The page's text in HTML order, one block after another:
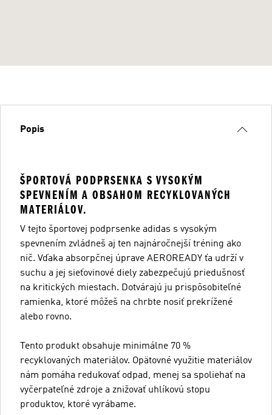
Popis
ŠPORTOVÁ PODPRSENKA S VYSOKÝM
SPEVNENÍM A OBSAHOM RECYKLOVANÝCH
MATERIÁLOV.
V tejto športovej podprsenke adidas s vysokým
spevnením zvládneš aj ten najnáročnejší tréning ako
nič. Vďaka absorpčnej úprave AEROREADY ťa udrží v
suchu a jej sieťovinové diely zabezpečujú priedušnosť
na kritických miestach. Dotvárajú ju prispôsobiteľné
ramienka, ktoré môžeš na chrbte nosiť prekrížené
alebo rovno.
Tento produkt obsahuje minimálne 70 %
recyklovaných materiálov. Opätovné využitie materiálov
nám pomáha redukovať odpad, menej sa spoliehať na
vyčerpateľné zdroje a znižovať uhlíkovú stopu
produktov, ktoré vyrábame.